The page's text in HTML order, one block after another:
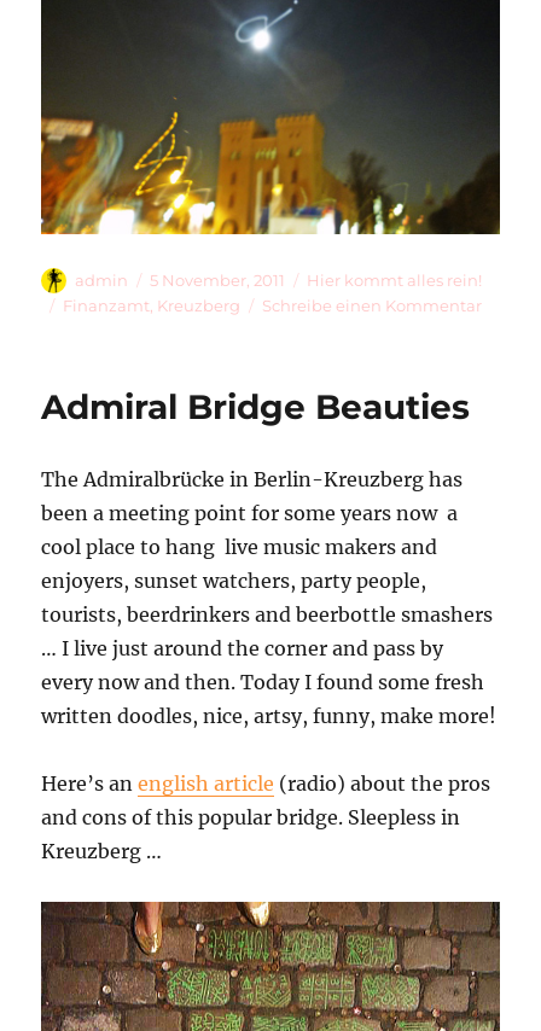
Autor
admin
Veröffentlicht
am
5 November, 2011 Kategorien
Hier kommt alles rein!
Schlagwörter
Finanzamt, Kreuzberg Schreibe einen Kommentarzu
Admiral Bridge Beauties
The Admiralbrücke in Berlin-Kreuzberg has
been a meeting point for some years now  a
cool place to hang  live music makers and
enjoyers, sunset watchers, party people,
tourists, beerdrinkers and beerbottle smashers
… I live just around the corner and pass by
every now and then. Today I found some fresh
written doodles, nice, artsy, funny, make more!
Here’s anenglish article (radio) about the pros
and cons of this popular bridge. Sleepless in
Kreuzberg …